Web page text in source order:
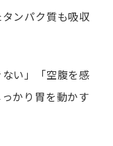
ンパク質も吸収
い」「空腹を感
かり胃を動かす